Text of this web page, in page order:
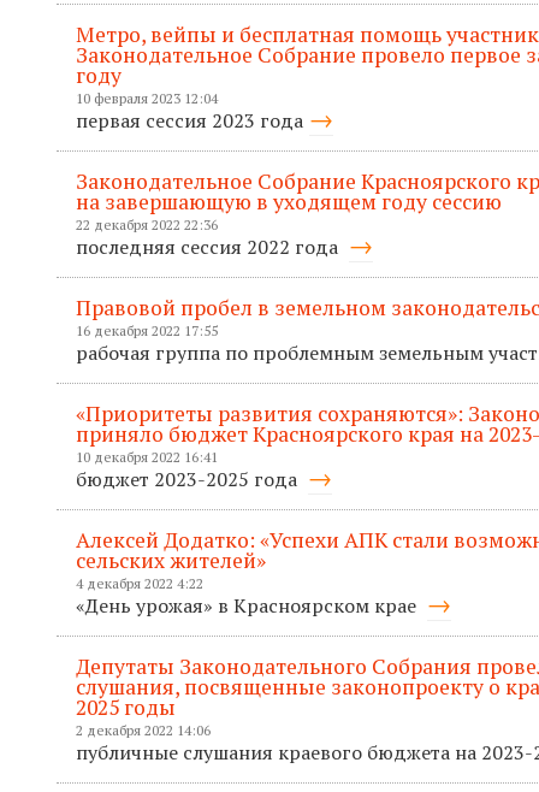
Метро, вейпы и бесплатная помощь
Законодательное Собрание провело первое
году
10 февраля 2023 12:04
первая сессия 2023 года
Законодательное Собрание Красноярского
на завершающую в уходящем году сессию
22 декабря 2022 22:36
последняя сессия 2022 года
Правовой пробел в земельном
16 декабря 2022 17:55
рабочая группа по проблемным земельным
«Приоритеты развития сохраняются»:
приняло бюджет Красноярского края на
10 декабря 2022 16:41
бюджет 2023-2025 года
Алексей Додатко: «Успехи АПК стали
сельских жителей»
4 декабря 2022 4:22
«День урожая» в Красноярском крае
Депутаты Законодательного Собрания
слушания, посвященные законопроекту о
2025 годы
2 декабря 2022 14:06
публичные слушания краевого бюджета на